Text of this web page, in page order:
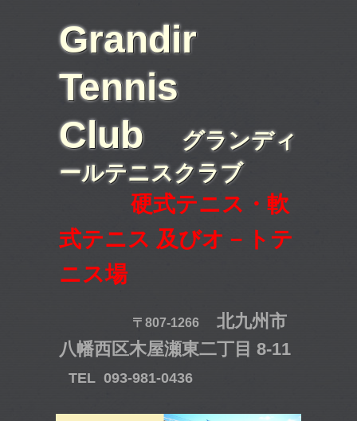
Grandir
Tennis
Club
グランディ
ールテニスクラブ
硬式テニス・軟
式テニス 及びオ－トテ
ニス場
〒807-1266
北九州市
八幡西区木屋瀬東二丁目 8-11
TEL 093-981-0436